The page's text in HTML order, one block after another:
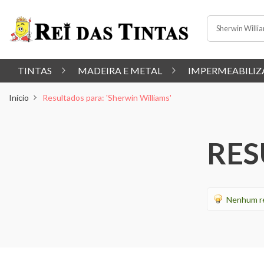
TINTAS MADEIRA E METAL
Início Resultados para: 'Sherwin Williams'
Nenhum